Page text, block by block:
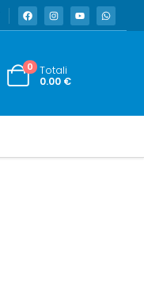
0 Totali
0.00 €